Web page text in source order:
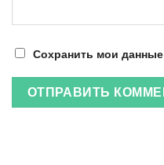
Сохранить мои данные